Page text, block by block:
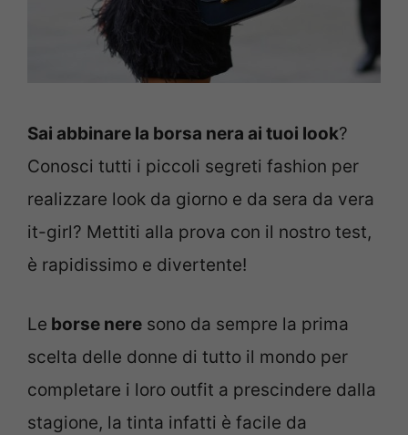
Sai abbinare la borsa nera ai tuoi look?
Conosci tutti i piccoli segreti fashion per
realizzare look da giorno e da sera da vera
it-girl? Mettiti alla prova con il nostro test,
è rapidissimo e divertente!
Le borse nere sono da sempre la prima
scelta delle donne di tutto il mondo per
completare i loro outfit a prescindere dalla
stagione, la tinta infatti è facile da